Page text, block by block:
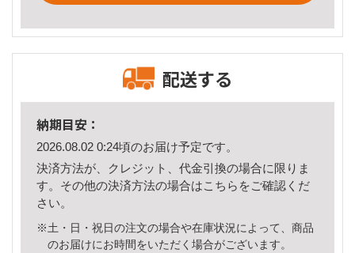
配送する
納期目安：
2026.08.02 0:24頃のお届け予定です。
決済方法が、クレジット、代金引換の場合に限りま
す。その他の決済方法の場合はこちら をご確認くだ
さい。
※土・日・祝日の注文の場合や在庫状況によって、商品
のお届けにお時間をいただく場合がございます。